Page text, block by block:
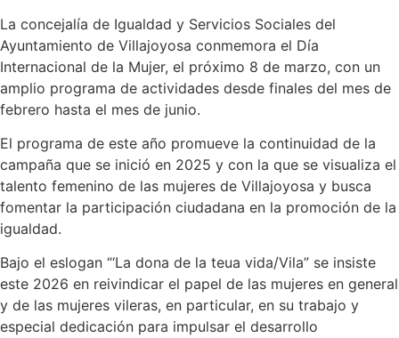
La concejalía de Igualdad y Servicios Sociales del
Ayuntamiento de Villajoyosa conmemora el Día
Internacional de la Mujer, el próximo 8 de marzo, con un
amplio programa de actividades desde finales del mes de
febrero hasta el mes de junio.
El programa de este año promueve la continuidad de la
campaña que se inició en 2025 y con la que se visualiza el
talento femenino de las mujeres de Villajoyosa y busca
fomentar la participación ciudadana en la promoción de la
igualdad.
Bajo el eslogan “‘La dona de la teua vida/Vila” se insiste
este 2026 en reivindicar el papel de las mujeres en general
y de las mujeres vileras, en particular, en su trabajo y
especial dedicación para impulsar el desarrollo